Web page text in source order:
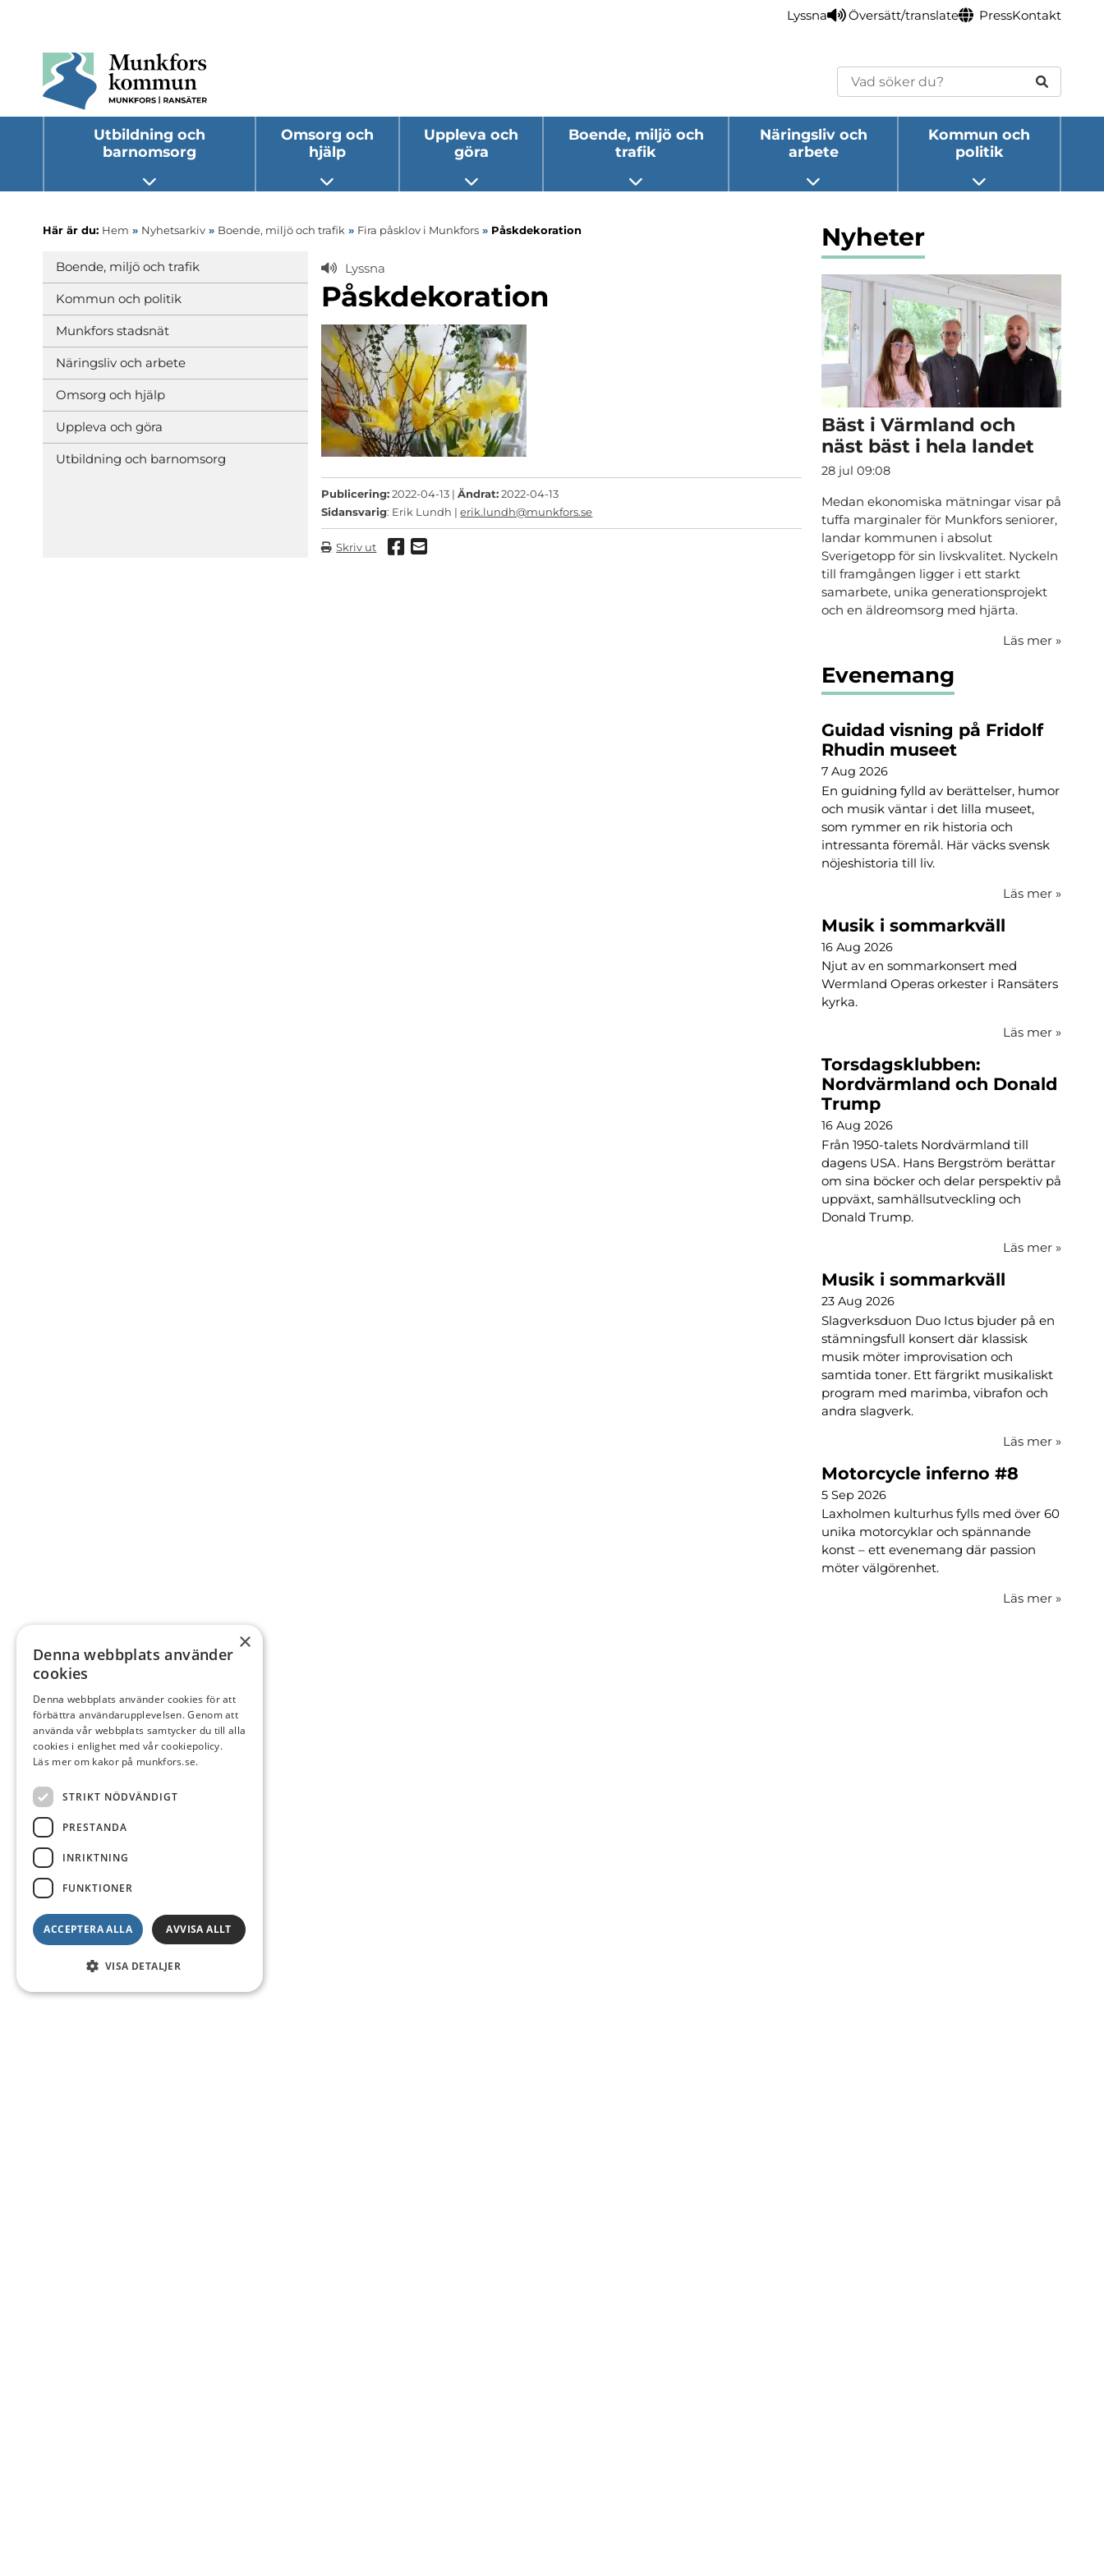
Lyssna Översätt/translate PressKontakt
Sök
Utbildning och
barnomsorg
Öppna undermeny
Omsorg och
hjälp
Öppna undermeny
Uppleva och
göra
Öppna undermeny
Boende, miljö och
trafik
Öppna undermeny
Näringsliv och
arbete
Öppna undermeny
Kommun och
politik
Öppna undermeny
Här är du: Hem » Nyhetsarkiv » Boende, miljö och trafik » Fira påsklov i Munkfors » Påskdekoration
Boende, miljö och trafik
Kommun och politik
Munkfors stadsnät
Näringsliv och arbete
Omsorg och hjälp
Uppleva och göra
Utbildning och barnomsorg
Lyssna
Påskdekoration
Publicering:2022-04-13 |Ändrat:2022-04-13
Sidansvarig: Erik Lundh |erik.lundh@munkfors.se
Skriv ut Dela via Facebook
Dela via mail
Nyheter
Bäst i Värmland och
näst bäst i hela landet
28 jul 09:08
Medan ekonomiska mätningar visar på
tuffa marginaler för Munkfors seniorer,
landar kommunen i absolut
Sverigetopp för sin livskvalitet. Nyckeln
till framgången ligger i ett starkt
samarbete, unika generationsprojekt
och en äldreomsorg med hjärta.
Läs mer »
Evenemang
Guidad visning på Fridolf
Rhudin museet
7 Aug 2026
En guidning fylld av berättelser, humor
och musik väntar i det lilla museet,
som rymmer en rik historia och
intressanta föremål. Här väcks svensk
nöjeshistoria till liv.
Läs mer »
Musik i sommarkväll
16 Aug 2026
Njut av en sommarkonsert med
Wermland Operas orkester i Ransäters
kyrka.
Läs mer »
Torsdagsklubben:
Nordvärmland och Donald
Trump
16 Aug 2026
Från 1950-talets Nordvärmland till
dagens USA. Hans Bergström berättar
om sina böcker och delar perspektiv på
uppväxt, samhällsutveckling och
Donald Trump.
Läs mer »
Musik i sommarkväll
23 Aug 2026
Slagverksduon Duo Ictus bjuder på en
stämningsfull konsert där klassisk
musik möter improvisation och
samtida toner. Ett färgrikt musikaliskt
program med marimba, vibrafon och
andra slagverk.
Läs mer »
Motorcycle inferno #8
5 Sep 2026
Laxholmen kulturhus fylls med över 60
unika motorcyklar och spännande
konst – ett evenemang där passion
möter välgörenhet.
Läs mer »
×
Denna webbplats använder
cookies
Denna webbplats använder cookies för att
förbättra användarupplevelsen. Genom att
använda vår webbplats samtycker du till alla
cookies i enlighet med vår cookiepolicy.
Läs mer om kakor på munkfors.se.
STRIKT NÖDVÄNDIGT
PRESTANDA
INRIKTNING
FUNKTIONER
ACCEPTERA ALLA AVVISA ALLT
VISA DETALJER